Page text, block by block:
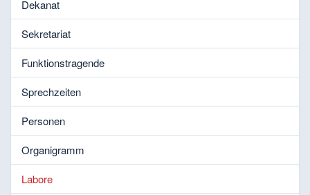
Dekanat
Sekretariat
Funktionstragende
Sprechzeiten
Personen
Organigramm
Labore